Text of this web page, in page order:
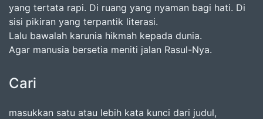
yang tertata rapi. Di ruang yang nyaman bagi hati. Di
sisi pikiran yang terpantik literasi.
Lalu bawalah karunia hikmah kepada dunia.
Agar manusia bersetia meniti jalan Rasul-Nya.
Cari
masukkan satu atau lebih kata kunci dari judul,